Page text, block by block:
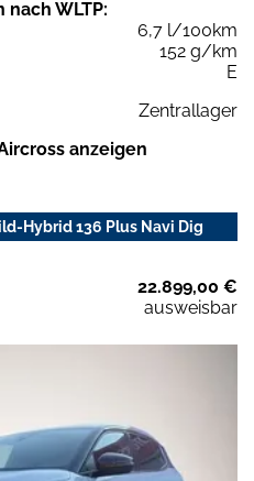
WLTP:
6,7 l/100km
152 g/km
E
Zentrallager
anzeigen
Hybrid 136 Plus Navi Dig
22.899,00 €
ausweisbar